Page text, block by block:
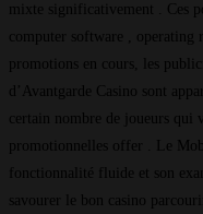
mixte significativement . Ces
computer software , operating
promotions en cours, les
d’Avantgarde Casino sont
certain nombre de joueurs qui
promotionnelles offer . Le
fonctionnalité fluide et son
savourer le bon casino